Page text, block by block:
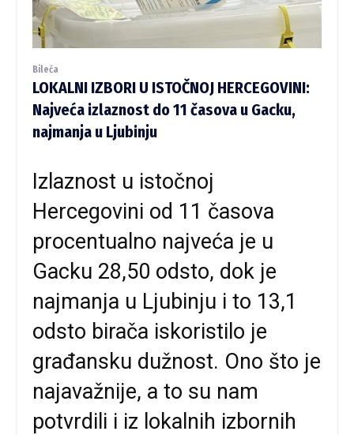
Bileća
LOKALNI IZBORI U ISTOČNOJ HERCEGOVINI:
Najveća izlaznost do 11 časova u Gacku,
najmanja u Ljubinju
Izlaznost u istočnoj
Hercegovini od 11 časova
procentualno najveća je u
Gacku 28,50 odsto, dok je
najmanja u Ljubinju i to 13,1
odsto birača iskoristilo je
građansku dužnost. Ono što je
najavažnije, a to su nam
potvrdili i iz lokalnih izbornih